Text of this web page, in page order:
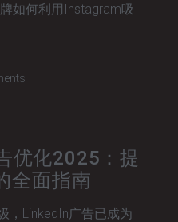
如何利用Instagram吸
优化2025：提
全面指南
，LinkedIn广告已成为